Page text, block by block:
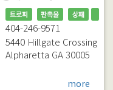
트로피 판촉물 상패
404-246-9571
5440 Hillgate Crossing
Alpharetta GA30005
more